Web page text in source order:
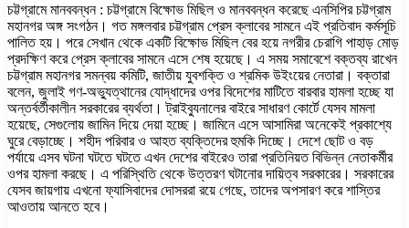
চট্টগ্রামে মানববন্ধন : চট্টগ্রামে বিক্ষোভ মিছিল ও মানববন্ধন করেছে এনসিপির চট্টগ্রাম
মহানগর অঙ্গ সংগঠন। গত মঙ্গলবার চট্টগ্রাম প্রেস ক্লাবের সামনে এই প্রতিবাদ কর্মসূচি
পালিত হয়। পরে সেখান থেকে একটি বিক্ষোভ মিছিল বের হয়ে নগরীর চেরাগি পাহাড় মোড়
প্রদক্ষিণ করে প্রেস ক্লাবের সামনে এসে শেষ হয়েছে। এ সময় সমাবেশে বক্তব্য রাখেন
চট্টগ্রাম মহানগর সমন্বয় কমিটি, জাতীয় যুবশক্তি ও শ্রমিক উইংয়ের নেতারা। বক্তারা
বলেন, জুলাই গণ-অভ্যুত্থানের যোদ্ধাদের ওপর বিদেশের মাটিতে বারবার হামলা হচ্ছে যা
অন্তর্বর্তীকালীন সরকারের ব্যর্থতা। ট্রাইব্যুনালের বাইরে সাধারণ কোর্টে যেসব মামলা
হয়েছে, সেগুলোয় জামিন দিয়ে দেয়া হচ্ছে। জামিনে এসে আসামিরা অনেকেই প্রকাশ্যে
ঘুরে বেড়াচ্ছে। শহীদ পরিবার ও আহত ব্যক্তিদের হুমকি দিচ্ছে। দেশে ছোট ও বড়
পর্যায়ে এসব ঘটনা ঘটতে ঘটতে এখন দেশের বাইরেও তারা প্রতিনিয়ত বিভিন্ন নেতাকর্মীর
ওপর হামলা করছে। এ পরিস্থিতি থেকে উত্তরণ ঘটানোর দায়িত্ব সরকারের। সরকারের
যেসব জায়গায় এখনো ফ্যাসিবাদের দোসররা রয়ে গেছে, তাদের অপসারণ করে শাস্তির
আওতায় আনতে হবে।